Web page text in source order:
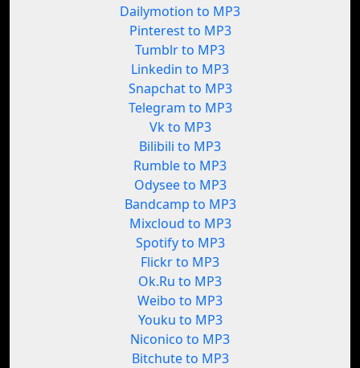
Dailymotion to MP3
Pinterest to MP3
Tumblr to MP3
Linkedin to MP3
Snapchat to MP3
Telegram to MP3
Vk to MP3
Bilibili to MP3
Rumble to MP3
Odysee to MP3
Bandcamp to MP3
Mixcloud to MP3
Spotify to MP3
Flickr to MP3
Ok.Ru to MP3
Weibo to MP3
Youku to MP3
Niconico to MP3
Bitchute to MP3